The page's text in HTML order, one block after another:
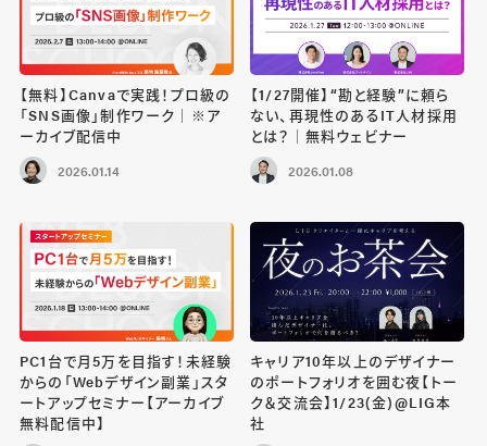
【無料】Canvaで実践！プロ級の
「SNS画像」制作ワーク｜※ア
ーカイブ配信中
2026.01.14
【1/27開催】“勘と経験”に頼ら
ない、再現性のあるIT人材採用
とは？｜無料ウェビナー
2026.01.08
PC1台で月5万を目指す！未経験
からの「Webデザイン副業」スタ
ートアップセミナー【アーカイブ
無料配信中】
キャリア10年以上のデザイナー
のポートフォリオを囲む夜【トー
ク＆交流会】1/23(金)@LIG本
社